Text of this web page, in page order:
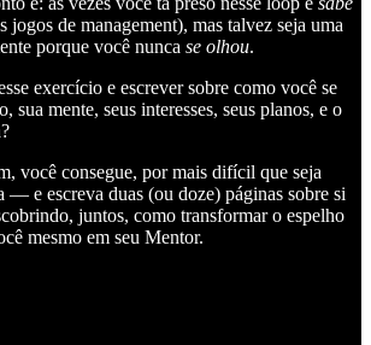
jogos de management), mas talvez seja uma
porque você nunca se olhou.
exercício e escrever sobre como você se
sua mente, seus interesses, seus planos, e o
você consegue, por mais difícil que seja
— e escreva duas (ou doze) páginas sobre si
juntos, como transformar o espelho
mesmo em seu Mentor.